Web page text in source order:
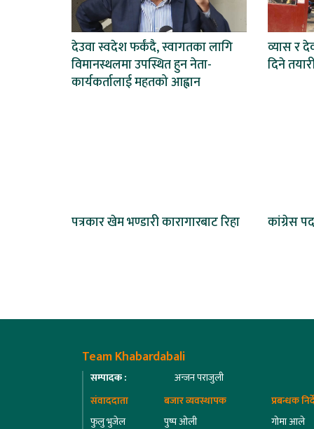
देउवा स्वदेश फर्कंदै, स्वागतका लागि
विमानस्थलमा उपस्थित हुन नेता-
कार्यकर्तालाई महतको आह्वान
व्यास र
दिने
पत्रकार खेम भण्डारी कारागारबाट रिहा कांग्रेस
Team Khabardabali
सम्पादक :
अन्जन पराजुली
संवाददाता
फुलु भुजेल
बजार व्यवस्थापक
पुष्प ओली
प्रबन्धक
गोमा आले